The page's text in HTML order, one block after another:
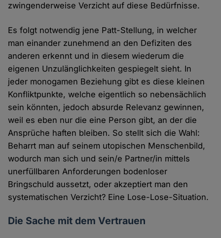
zwingenderweise Verzicht auf diese Bedürfnisse.
Es folgt notwendig jene Patt-Stellung, in welcher
man einander zunehmend an den Defiziten des
anderen erkennt und in diesem wiederum die
eigenen Unzulänglichkeiten gespiegelt sieht. In
jeder monogamen Beziehung gibt es diese kleinen
Konfliktpunkte, welche eigentlich so nebensächlich
sein könnten, jedoch absurde Relevanz gewinnen,
weil es eben nur die eine Person gibt, an der die
Ansprüche haften bleiben. So stellt sich die Wahl:
Beharrt man auf seinem utopischen Menschenbild,
wodurch man sich und sein/e Partner/in mittels
unerfüllbaren Anforderungen bodenloser
Bringschuld aussetzt, oder akzeptiert man den
systematischen Verzicht? Eine Lose-Lose-Situation.
Die Sache mit dem Vertrauen